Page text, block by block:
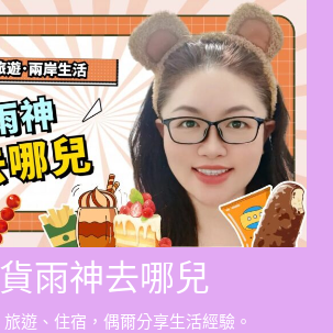
雨神去哪兒
遊、住宿，偶爾分享生活經驗。